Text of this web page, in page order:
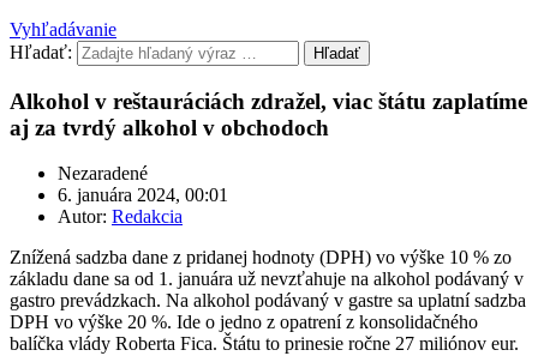
Vyhľadávanie
Hľadať:
Hľadať
Alkohol v reštauráciách zdražel, viac štátu zaplatíme
aj za tvrdý alkohol v obchodoch
Nezaradené
6. januára 2024, 00:01
Autor: Redakcia
Znížená sadzba dane z pridanej hodnoty (DPH) vo výške 10 % zo
základu dane sa od 1. januára už nevzťahuje na alkohol podávaný v
gastro prevádzkach. Na alkohol podávaný v gastre sa uplatní sadzba
DPH vo výške 20 %. Ide o jedno z opatrení z konsolidačného
balíčka vlády Roberta Fica. Štátu to prinesie ročne 27 miliónov eur.